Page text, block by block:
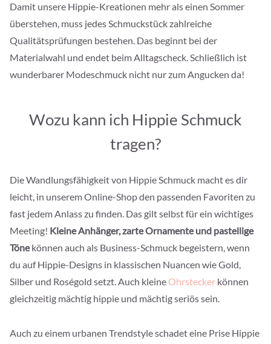
Damit unsere Hippie-Kreationen mehr als einen Sommer
überstehen, muss jedes Schmuckstück zahlreiche
Qualitätsprüfungen bestehen. Das beginnt bei der
Materialwahl und endet beim Alltagscheck. Schließlich ist
wunderbarer Modeschmuck nicht nur zum Angucken da!
Wozu kann ich Hippie Schmuck
tragen?
Die Wandlungsfähigkeit von Hippie Schmuck macht es dir
leicht, in unserem Online-Shop den passenden Favoriten zu
fast jedem Anlass zu finden. Das gilt selbst für ein wichtiges
Meeting! Kleine Anhänger, zarte Ornamente und pastellige
Tönekönnen auch als Business-Schmuck begeistern, wenn
du auf Hippie-Designs in klassischen Nuancen wie Gold,
Silber und Roségold setzt. Auch kleine Ohrstecker können
gleichzeitig mächtig hippie und mächtig seriös sein.
Auch zu einem urbanen Trendstyle schadet eine Prise Hippie